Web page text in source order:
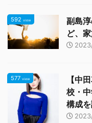
592 view
副島
ど、
577 view
【中
校・
構成